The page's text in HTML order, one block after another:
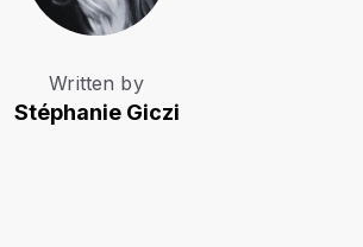
Written by
Stéphanie Giczi